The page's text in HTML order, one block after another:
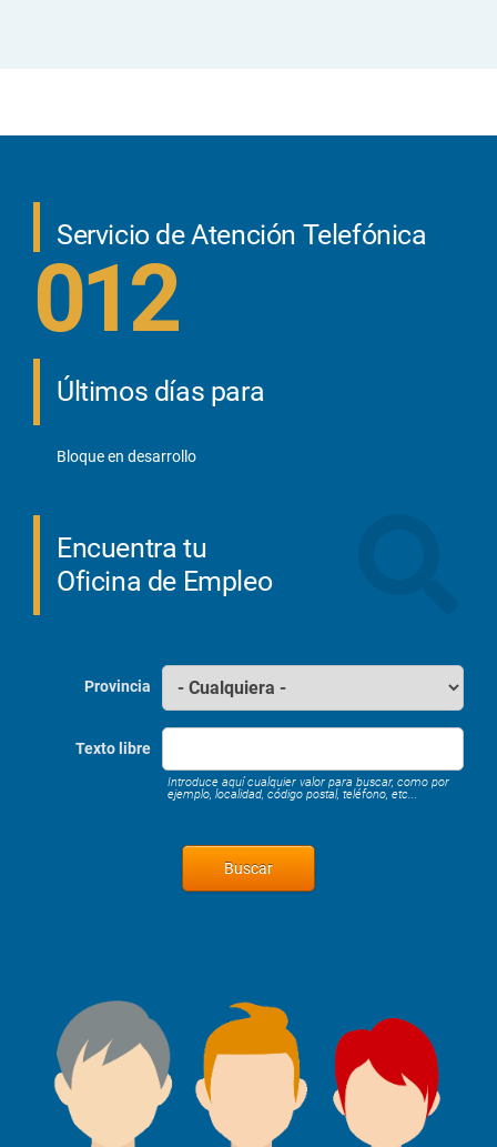
Servicio de Atención Telefónica
012
Últimos días para
Bloque en desarrollo
Encuentra tu
Oficina de Empleo
Provincia
Texto libre
Introduce aquí cualquier valor para buscar, como por
ejemplo, localidad, código postal, teléfono, etc...